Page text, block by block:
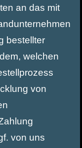
an das mit
bestellter
welchen
von
von uns